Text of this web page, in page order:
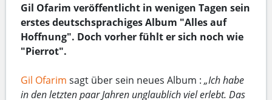
Gil Ofarim veröffentlicht in wenigen Tagen sein
erstes deutschsprachiges Album "Alles auf
Hoffnung". Doch vorher fühlt er sich noch wie
"Pierrot".
Gil Ofarim sagt über sein neues Album : „Ich habe
in den letzten paar Jahren unglaublich viel erlebt. Das